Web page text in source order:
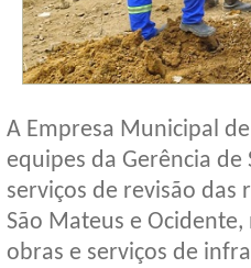
A Empresa Municipal
equipes da Gerência de
serviços de revisão das
São Mateus e
obras e serviços de